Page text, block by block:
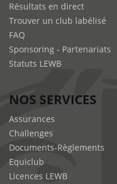
Résultats en direct
Trouver un club labélisé
FAQ
Sponsoring - Partenariats
Statuts LEWB
NOS SERVICES
Assurances
Challenges
Documents-Règlements
Equiclub
Licences LEWB